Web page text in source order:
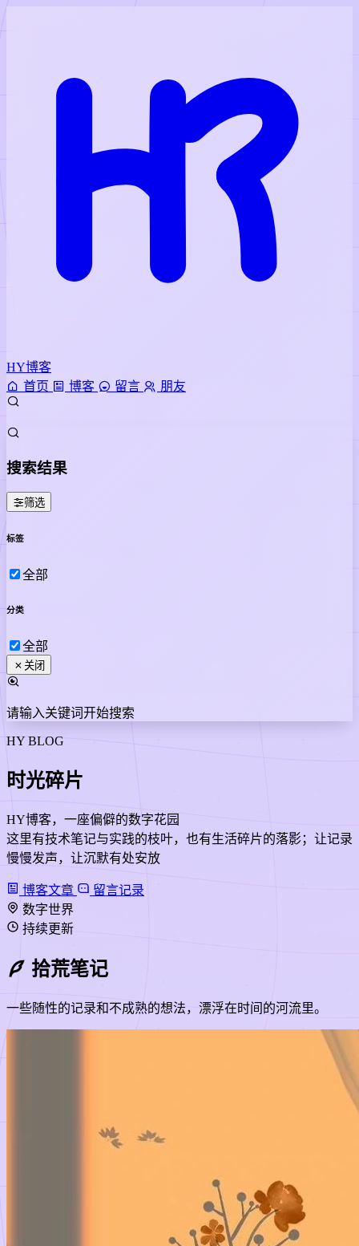
HY博客
首页
博客 留言 朋友
搜索结果
筛选
标签
全部
分类
全部
关闭
请输入关键词开始搜索
HY BLOG
时光碎片
HY博客，一座偏僻的数字花园
这里有技术笔记与实践的枝叶，也有生活碎片的落影；让记录
慢慢发声，让沉默有处安放
博客文章
留言记录
数字世界
持续更新
拾荒笔记
一些随性的记录和不成熟的想法，漂浮在时间的河流里。